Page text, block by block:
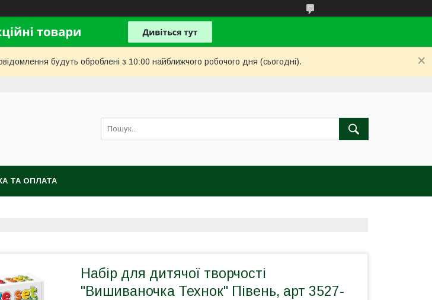
будуть оброблені з 10:00 найближчого робочого дня (сьогодні).
ТА ОПЛАТА
Набір для дитячої творчості
"Вишиваночка Технок" Півень, арт 3527-